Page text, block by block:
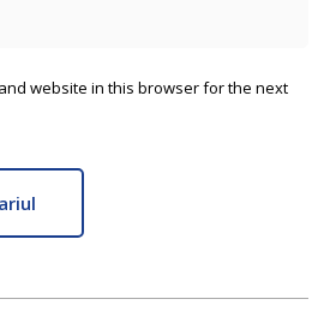
website in this browser for the next